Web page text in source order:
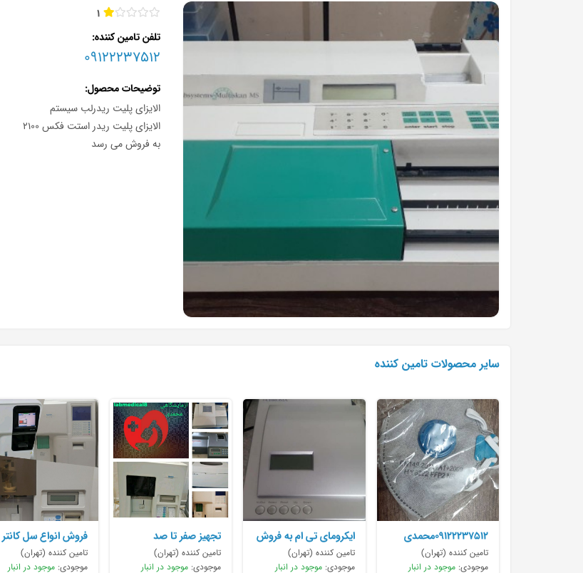
1
تلفن تامین کننده
09122237512
توضیحات محصول
الایزای پلیت ریدرلب سیستم
الایزای پلیت ریدر استت فکس ۲۱۰۰
به فروش می رسد
سایر محصولات تامین کننده
۰۹۱۲۲۲۳۷۵۱۲محمدی
تمام پرس با کیفیت عالی.
تامین کننده (تهران)
موجودی: موجود در انبار
ایکرومای تی ام به فروش
می
تامین کننده (تهران)
موجودی:موجود در انبار
تجهیز صفر تا صد
آزمایشگاه
تامین کننده (تهران)
موجودی: موجود در انبار
فروش انواع سل کانتر
sysmex
تامین کننده (تهران)
موجودی: موجود در انبار